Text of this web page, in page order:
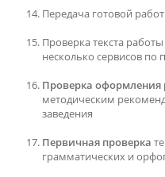
Передача готовой
Проверка текста
несколько сервисов по
Проверка оформления
методическим
заведения
Первичная проверка
грамматических и